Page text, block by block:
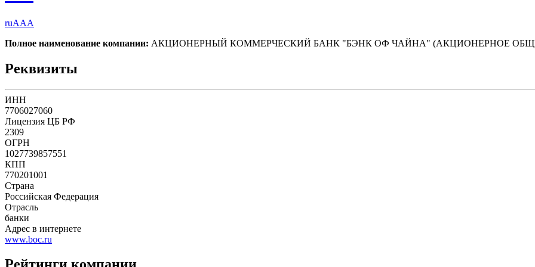
ruAAA
Полное наименование компании: АКЦИОНЕРНЫЙ КОММЕРЧЕСКИЙ БАНК "БЭНК ОФ ЧАЙНА" (АКЦИОНЕРНОЕ
Реквизиты
ИНН
7706027060
Лицензия ЦБ РФ
2309
ОГРН
1027739857551
КПП
770201001
Страна
Российская Федерация
Отрасль
банки
Адрес в интернете
www.boc.ru